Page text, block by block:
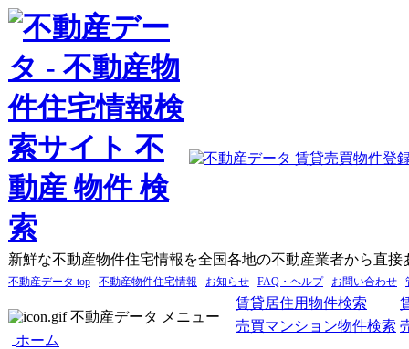
新鮮な不動産物件住宅情報を全国各地の不動産業者から直接
不動産データ top 不動産物件住宅情報 お知らせ FAQ・ヘルプ お問い合わせ
不動産データ メニュー
ホーム
賃貸居住用物件検索
売買マンション物件検索